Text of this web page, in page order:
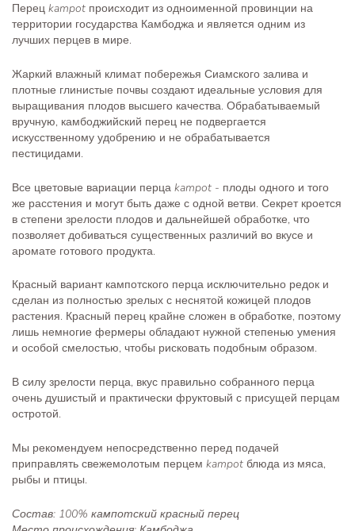
Перец kampot происходит из одноименной провинции на
территории государства Камбоджа и является одним из
лучших перцев в мире.
Жаркий влажный климат побережья Сиамского залива и
плотные глинистые почвы создают идеальные условия для
выращивания плодов высшего качества. Обрабатываемый
вручную, камбоджийский перец не подвергается
искусственному удобрению и не обрабатывается
пестицидами.
Все цветовые вариации перца kampot - плоды одного и того
же расстения и могут быть даже с одной ветви. Секрет кроется
в степени зрелости плодов и дальнейшей обработке, что
позволяет добиваться существенных различий во вкусе и
аромате готового продукта.
Красный вариант кампотского перца исключительно редок и
сделан из полностью зрелых с неснятой кожицей плодов
растения. Красный перец крайне сложен в обработке, поэтому
лишь немногие фермеры обладают нужной степенью умения
и особой смелостью, чтобы рисковать подобным образом.
В силу зрелости перца, вкус правильно собранного перца
очень душистый и практически фруктовый с присущей перцам
остротой.
Мы рекомендуем непосредственно перед подачей
приправлять свежемолотым перцем kampot блюда из мяса,
рыбы и птицы.
Состав: 100% кампотский красный перец